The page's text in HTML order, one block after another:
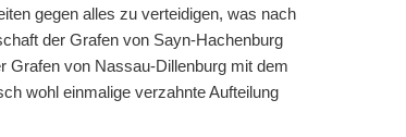
gegen alles zu verteidigen, was nach
der Grafen von Sayn-Hachenburg
Grafen von Nassau-Dillenburg mit dem
wohl einmalige verzahnte Aufteilung